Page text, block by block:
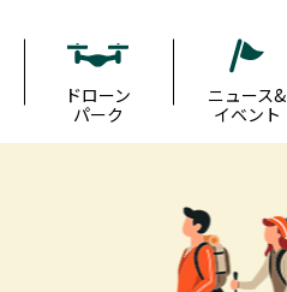
ドローン
パーク
ニュース&
イベント